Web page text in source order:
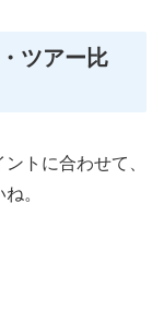
ツアー比
トに合わせて、
。